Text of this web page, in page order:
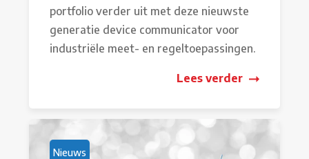
portfolio verder uit met deze nieuwste
generatie device communicator voor
industriële meet- en regeltoepassingen.
Lees verder
Nieuws